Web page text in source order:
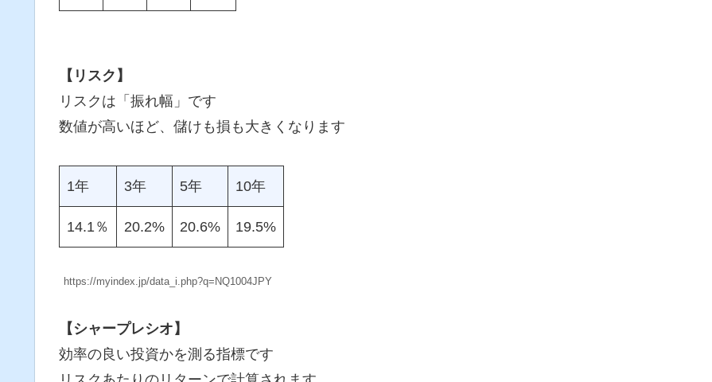
【リスク】
リスクは「振れ幅」です
数値が高いほど、儲けも損も大きくなります
1年 3年 5年 10年
14.1％ 20.2% 20.6% 19.5%
https://myindex.jp/data_i.php?q=NQ1004JPY
【シャープレシオ】
効率の良い投資かを測る指標です